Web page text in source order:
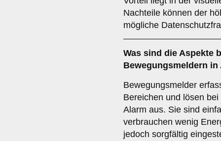
Nachteile können der
mögliche
Was sind die Aspekte
Bewegungsmeldern in
Bewegungsmelder
Bereichen und lösen
Alarm aus. Sie sind
verbrauchen wenig
jedoch sorgfältig